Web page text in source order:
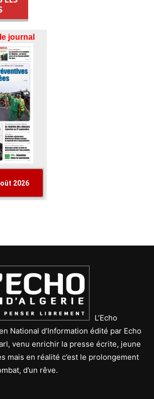
L’Echo
National d’Information édité par Echo
venu enrichir la presse écrite, jeune
mais en réalité c’est le prolongement
d’un rêve.